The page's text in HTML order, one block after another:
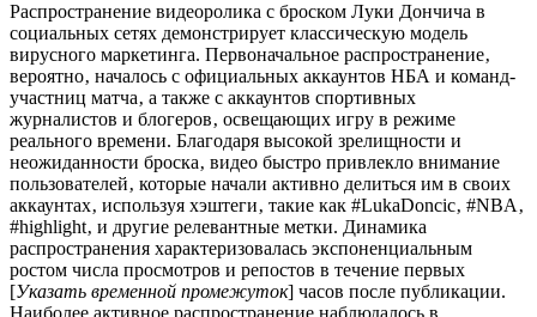
Распространение видеоролика с броском Луки Дончича в
социальных сетях демонстрирует классическую модель
вирусного маркетинга. Первоначальное распространение‚
вероятно‚ началось с официальных аккаунтов НБА и команд-
участниц матча‚ а также с аккаунтов спортивных
журналистов и блогеров‚ освещающих игру в режиме
реального времени. Благодаря высокой зрелищности и
неожиданности броска‚ видео быстро привлекло внимание
пользователей‚ которые начали активно делиться им в своих
аккаунтах‚ используя хэштеги‚ такие как #LukaDoncic‚ #NBA‚
#highlight‚ и другие релевантные метки. Динамика
распространения характеризовалась экспоненциальным
ростом числа просмотров и репостов в течение первых
[Указать временной промежуток] часов после публикации.
Наиболее активное распространение наблюдалось в